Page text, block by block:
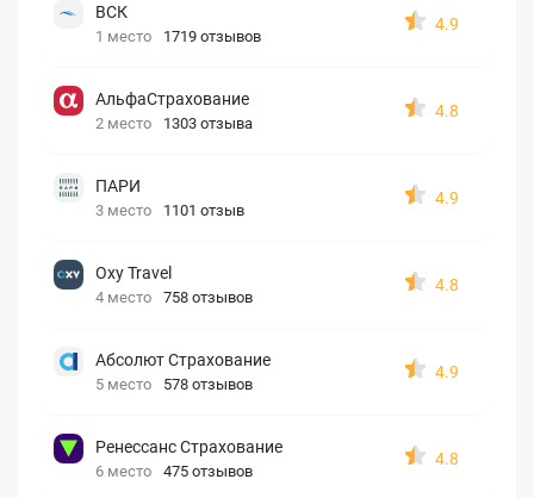
ВСК
1 место 1719 отзывов
4.9
АльфаСтрахование
2 место 1303 отзыва
4.8
ПАРИ
3 место 1101 отзыв
4.9
Oxy Travel
4 место 758 отзывов
4.8
Абсолют Страхование
5 место 578 отзывов
4.9
Ренессанс Страхование
6 место 475 отзывов
4.8